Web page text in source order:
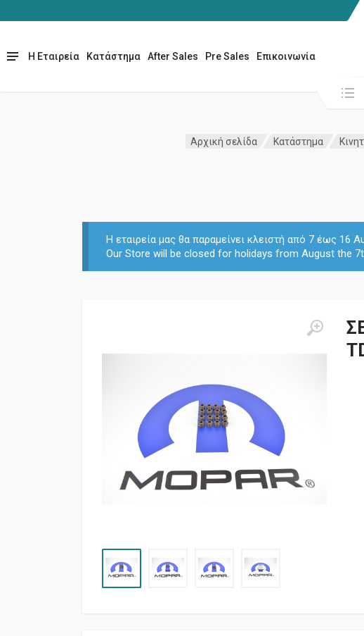
Η Εταιρεία Κατάστημα After Sales Pre Sales Επικοινωνία
Αρχική σελίδα Κατάστημα
Η εταιρεία μας θα παραμείνει κλειστή από 7 έως 16
Our Store will be closed for holidays from August the